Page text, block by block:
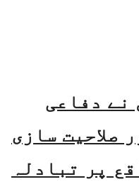
نے دفاعی
صلاحیت سازی
پر تبادلہ